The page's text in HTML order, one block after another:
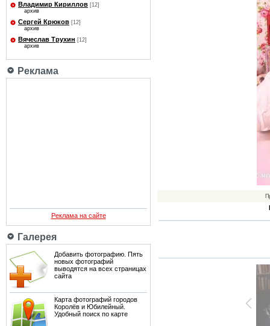
Владимир Кириллов [12]
архив
Сергей Крюков [12]
архив
Вячеслав Трухин [12]
архив
Реклама
Реклама на сайте
Галерея
Добавить фотографию. Пять
новых фотографий
выводятся на всех страницах
сайта
Карта фотографий городов
Королёв и Юбилейный.
Удобный поиск по карте